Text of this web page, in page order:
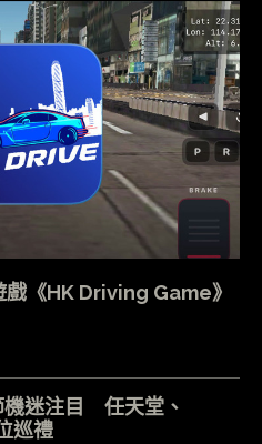
《HK Driving Game》
機迷注目 任天堂、
巡禮